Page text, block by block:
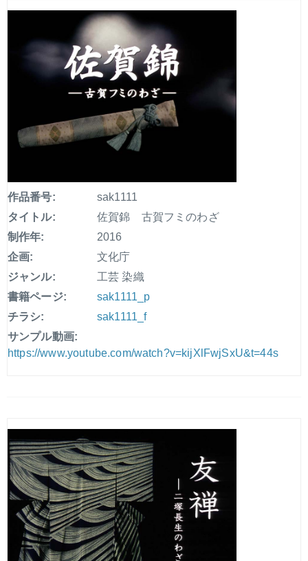
作品番号:
sak1111
タイトル:
佐賀錦 古賀フミのわざ
制作年:
2016
企画:
文化庁
ジャンル:
工芸 染織
書籍ページ:
sak1111_p
チラシ:
sak1111_f
サンプル動画:
https://www.youtube.com/watch?v=kijXlFwjSxU&t=44s